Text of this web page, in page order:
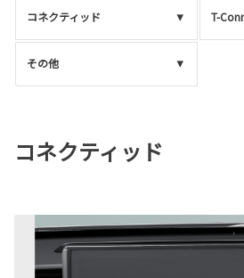
コネクティッド T-
その他
コネクティッド